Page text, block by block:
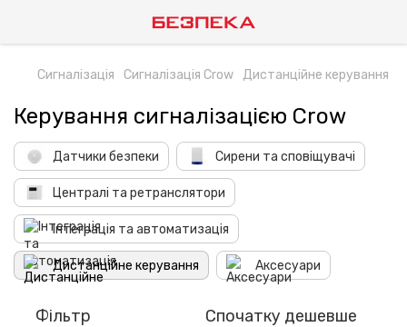
Сигналізація Сигналізація Crow Дистанційне керування
Керування сигналізацією Crow
Датчики безпеки Сирени та сповіщувачі
Централі та ретранслятори
Інтеграція та автоматизація
Дистанційне керування Аксесуари
Фільтр Спочатку дешевше